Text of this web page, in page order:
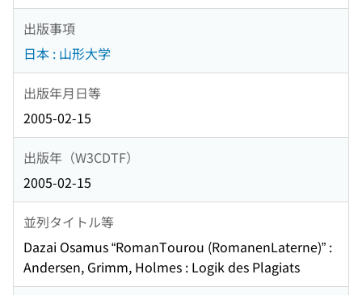
出版事項
日本 : 山形大学
出版年月日等
2005-02-15
出版年（W3CDTF）
2005-02-15
並列タイトル等
Dazai Osamus “RomanTourou (RomanenLaterne)” :
Andersen, Grimm, Holmes : Logik des Plagiats